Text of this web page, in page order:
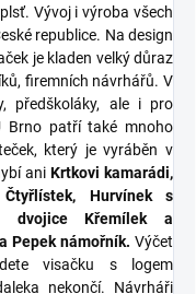
Vývoj i výroba všech
republice. Na design
je kladen velký důraz
firemních návrhářů. V
předškoláky, ale i pro
Brno patří také mnoho
který je vyráběn v
ani Krtkovi kamarádi,
Hurvínek s
dvojice Křemílek a
Pepek námořník. Výčet
visačku s logem
nekončí. Návrháři